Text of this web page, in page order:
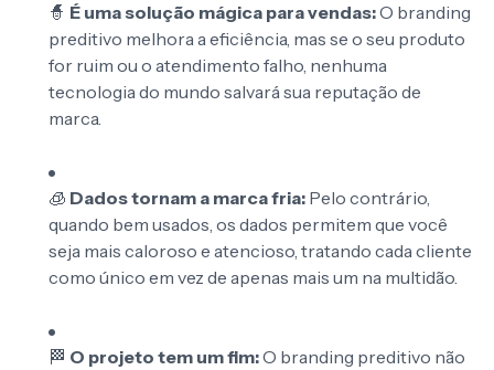
🧙 É uma solução mágica para vendas:O branding
preditivo melhora a eficiência, mas se o seu produto
for ruim ou o atendimento falho, nenhuma
tecnologia do mundo salvará sua reputação de
marca.
🧊 Dados tornam a marca fria: Pelo contrário,
quando bem usados, os dados permitem que você
seja mais caloroso e atencioso, tratando cada cliente
como único em vez de apenas mais um na multidão.
🏁 O projeto tem um fim:O branding preditivo não